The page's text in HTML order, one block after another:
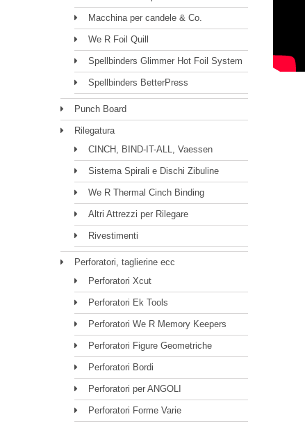
Macchina per candele & Co.
We R Foil Quill
Spellbinders Glimmer Hot Foil System
Spellbinders BetterPress
Punch Board
Rilegatura
CINCH, BIND-IT-ALL, Vaessen
Sistema Spirali e Dischi Zibuline
We R Thermal Cinch Binding
Altri Attrezzi per Rilegare
Rivestimenti
Perforatori, taglierine ecc
Perforatori Xcut
Perforatori Ek Tools
Perforatori We R Memory Keepers
Perforatori Figure Geometriche
Perforatori Bordi
Perforatori per ANGOLI
Perforatori Forme Varie